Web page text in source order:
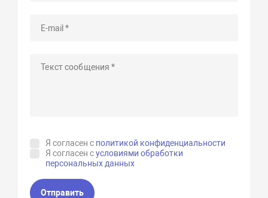
Я согласен с политикой конфиденциальности
Я согласен сусловиями обработки
персональных данных
Отправить